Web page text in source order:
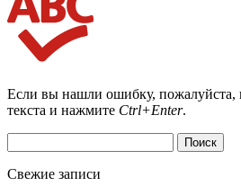
Если вы нашли ошибку, пожалуйста,
текста и нажмите Ctrl+Enter.
Свежие записи